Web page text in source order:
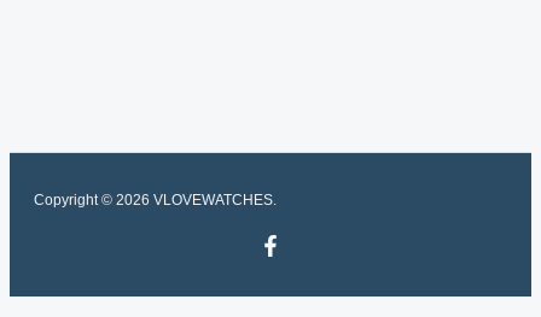
Copyright © 2026 VLOVEWATCHES.